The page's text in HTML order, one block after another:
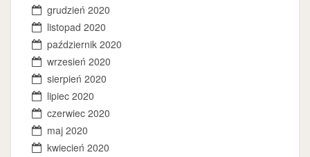
grudzień 2020
listopad 2020
październik 2020
wrzesień 2020
sierpień 2020
lipiec 2020
czerwiec 2020
maj 2020
kwiecień 2020